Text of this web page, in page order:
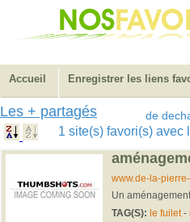
Accueil Enregistrer les liens
Les + partagés de
1 site(s) favori(s) avec
www.de-la-
Un
TAG(S): le fuilet-